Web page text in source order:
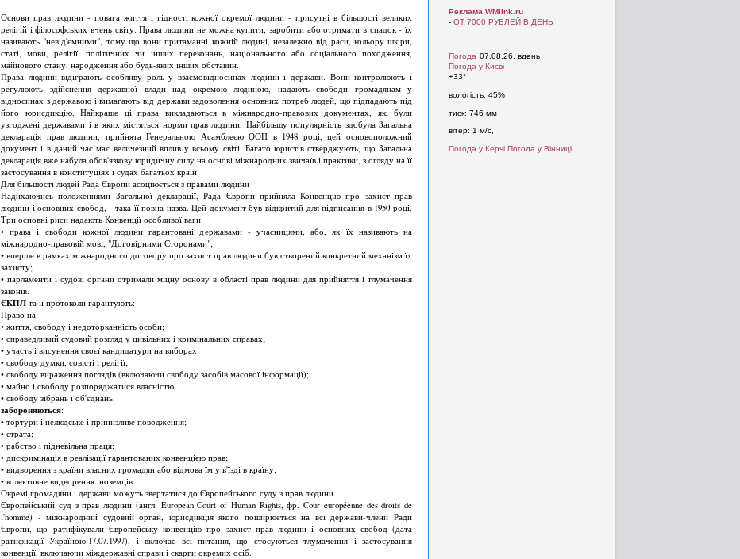
Основи прав людини - повага життя і гідності кожної окремої людини - присутні в більшості великих
релігій і філософських вчень світу. Права людини не можна купити, заробити або отримати в спадок - їх
називають "невід'ємними", тому що вони притаманні кожній людині, незалежно від раси, кольору шкіри,
статі, мови, релігії, політичних чи інших переконань, національного або соціального походження,
майнового стану, народження або будь-яких інших обставин.
Права людини відіграють особливу роль у взаємовідносинах людини і держави. Вони контролюють і
регулюють здійснення державної влади над окремою людиною, надають свободи громадянам у
відносинах з державою і вимагають від держави задоволення основних потреб людей, що підпадають під
його юрисдикцію. Найкраще ці права викладаються в міжнародно-правових документах, які були
узгоджені державами і в яких містяться норми прав людини. Найбільшу популярність здобула Загальна
декларація прав людини, прийнята Генеральною Асамблеєю ООН в 1948 році, цей основоположний
документ і в даний час має величезний вплив у всьому світі. Багато юристів стверджують, що Загальна
декларація вже набула обов'язкову юридичну силу на основі міжнародних звичаїв і практики, з огляду на її
застосування в конституціях і судах багатьох країн.
Для більшості людей Рада Європи асоціюється з правами людини
Надихаючись положеннями Загальної декларації, Рада Європи прийняла Конвенцію про захист прав
людини і основних свобод, - така її повна назва. Цей документ був відкритий для підписання в 1950 році.
Три основні риси надають Конвенції особливої ​​ваги:
• права і свободи кожної людини гарантовані державами - учасницями, або, як їх називають на
міжнародно-правовій мові, "Договірними Сторонами";
• вперше в рамках міжнародного договору про захист прав людини був створений конкретний механізм їх
захисту;
• парламенти і судові органи отримали міцну основу в області прав людини для прийняття і тлумачення
законів.
ЄКПЛ та її протоколи гарантують:
Право на:
• життя, свободу і недоторканність особи;
• справедливий судовий розгляд у цивільних і кримінальних справах;
• участь і висунення своєї кандидатури на виборах;
• свободу думки, совісті і релігії;
• свободу вираження поглядів (включаючи свободу засобів масової інформації);
• майно і свободу розпоряджатися власністю;
• свободу зібрань і об'єднань.
забороняються:
• тортури і нелюдське і принизливе поводження;
• страта;
• рабство і підневільна праця;
• дискримінація в реалізації гарантованих конвенцією прав;
• видворення з країни власних громадян або відмова їм у в'їзді в країну;
• колективне видворення іноземців.
Окремі громадяни і держави можуть звертатися до Європейського суду з прав людини.
Європейський суд з прав людини (англ. European Court of Human Rights, фр. Cour européenne des droits de
l'homme) - міжнародний судовий орган, юрисдикція якого поширюється на всі держави-члени Ради
Європи, що ратифікували Європейську конвенцію про захист прав людини і основних свобод (дата
ратифікації Україною:17.07.1997)
, і включає всі питання, що стосуються тлумачення і застосування
конвенції, включаючи міждержавні справи і скарги окремих осіб.
Реклама WMlink.ru
- ОТ 7000 РУБЛЕЙ В ДЕНЬ
Погода 07.08.26, вдень
Погода у Києві
+33°
вологість: 45%
тиск: 746 мм
вітер: 1 м/с,
Погода у Керчі Погода у Вінниці